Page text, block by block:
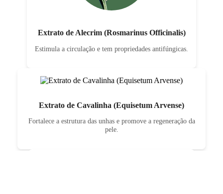
Extrato de Alecrim (Rosmarinus Officinalis)
Estimula a circulação e tem propriedades antifúngicas.
Extrato de Cavalinha (Equisetum Arvense)
Fortalece a estrutura das unhas e promove a regeneração da
pele.